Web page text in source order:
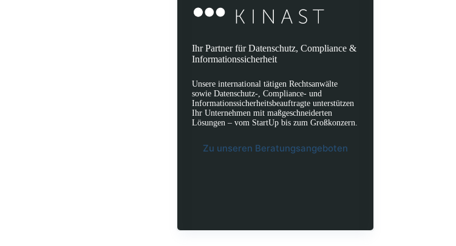
Ihr Partner für Datenschutz, Compliance &
Informationssicherheit
Unsere international tätigen Rechtsanwälte
sowie Datenschutz-, Compliance- und
Informationssicherheitsbeauftragte unterstützen
Ihr Unternehmen mit maßgeschneiderten
Lösungen – vom StartUp bis zum Großkonzern.
Zu unseren Beratungsangeboten